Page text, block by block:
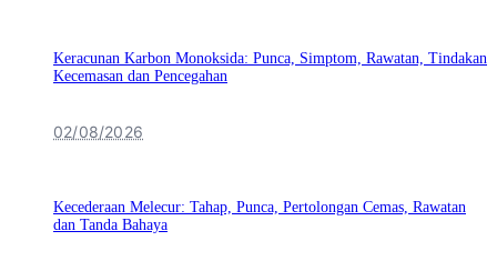
Keracunan Karbon Monoksida: Punca, Simptom, Rawatan, Tindakan
Kecemasan dan Pencegahan
02/08/2026
Kecederaan Melecur: Tahap, Punca, Pertolongan Cemas, Rawatan
dan Tanda Bahaya